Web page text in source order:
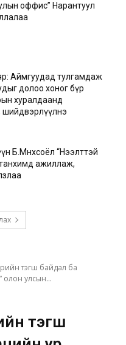
оффис” Нарантуул
Аймгуудад тулгамдаж
долоо хоног бүр
хуралдаанд
шийдвэрлүүлнэ
Б.Мөнхсоёл “Нээлттэй
ажиллаж,